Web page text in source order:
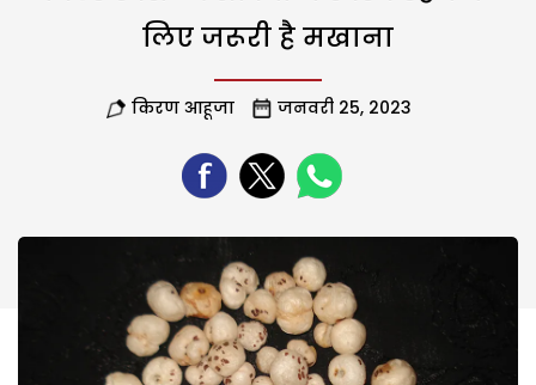
लिए जरूरी है मखाना
किरण आहूजा जनवरी 25, 2023